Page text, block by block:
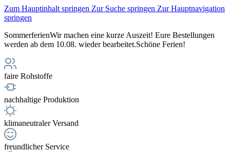
Zum Hauptinhalt springen Zur Suche springen Zur Hauptnavigation
springen
SommerferienWir machen eine kurze Auszeit! Eure Bestellungen
werden ab dem 10.08. wieder bearbeitet.Schöne Ferien!
faire Rohstoffe
nachhaltige Produktion
klimaneutraler Versand
freundlicher Service